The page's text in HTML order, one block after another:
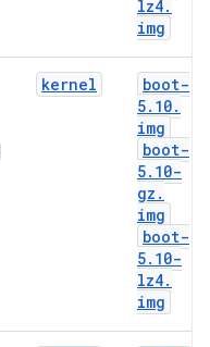
lz4.
img
kernel
boot-
5. 10.
img
boot-
5. 10-
gz .
img
boot-
5. 10-
lz4.
img